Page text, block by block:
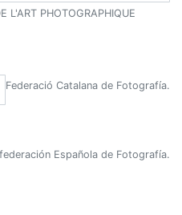
L'ART PHOTOGRAPHIQUE
Federació Catalana de Fotografía.
Española de Fotografía.